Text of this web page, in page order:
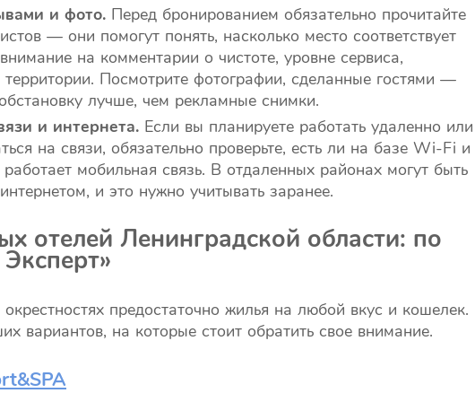
и фото. Перед бронированием обязательно прочитайте
— они помогут понять, насколько место соответствует
на комментарии о чистоте, уровне сервиса,
Посмотрите фотографии, сделанные гостями —
лучше, чем рекламные снимки.
и интернета. Если вы планируете работать удаленно или
на связи, обязательно проверьте, есть ли на базе Wi-Fi и
мобильная связь. В отдаленных районах могут быть
и это нужно учитывать заранее.
отелей Ленинградской области: по
предостаточно жилья на любой вкус и кошелек.
вариантов, на которые стоит обратить свое внимание.